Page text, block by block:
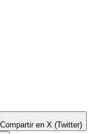
Compartir en X (Twitter)